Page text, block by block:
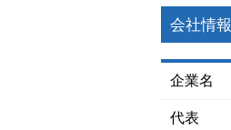
会社情報
企業名
代表